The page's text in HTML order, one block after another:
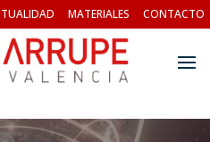
MATERIALES CONTACTO